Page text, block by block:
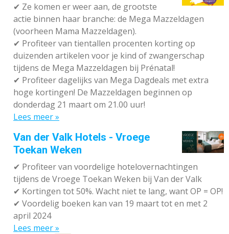
✔ Ze komen er weer aan, de grootste
actie binnen haar branche: de Mega Mazzeldagen
(voorheen Mama Mazzeldagen).
✔ Profiteer van tientallen procenten korting op
duizenden artikelen voor je kind of zwangerschap
tijdens de Mega Mazzeldagen bij Prénatal!
✔ Profiteer dagelijks van Mega Dagdeals met extra
hoge kortingen! De Mazzeldagen beginnen op
donderdag 21 maart om 21.00 uur!
Lees meer »
Van der Valk Hotels - Vroege
Toekan Weken
✔ Profiteer van voordelige hotelovernachtingen
tijdens de Vroege Toekan Weken bij Van der Valk
✔ Kortingen tot 50%. Wacht niet te lang, want OP = OP!
✔ Voordelig boeken kan van 19 maart tot en met 2
april 2024
Lees meer »